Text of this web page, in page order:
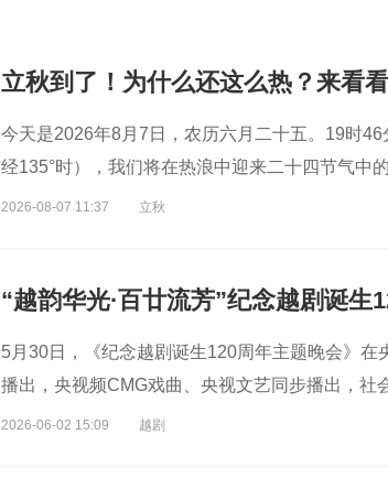
立秋到了！为什么还这么热？来看
今天是2026年8月7日，农历六月二十五。19时
经135°时），我们将在热浪中迎来二十四节气中
2026-08-07 11:37 立秋
5月30日，《纪念越剧诞生120周年主题晚会》在
播出，央视频CMG戏曲、央视文艺同步播出，社
2026-06-02 15:09 越剧